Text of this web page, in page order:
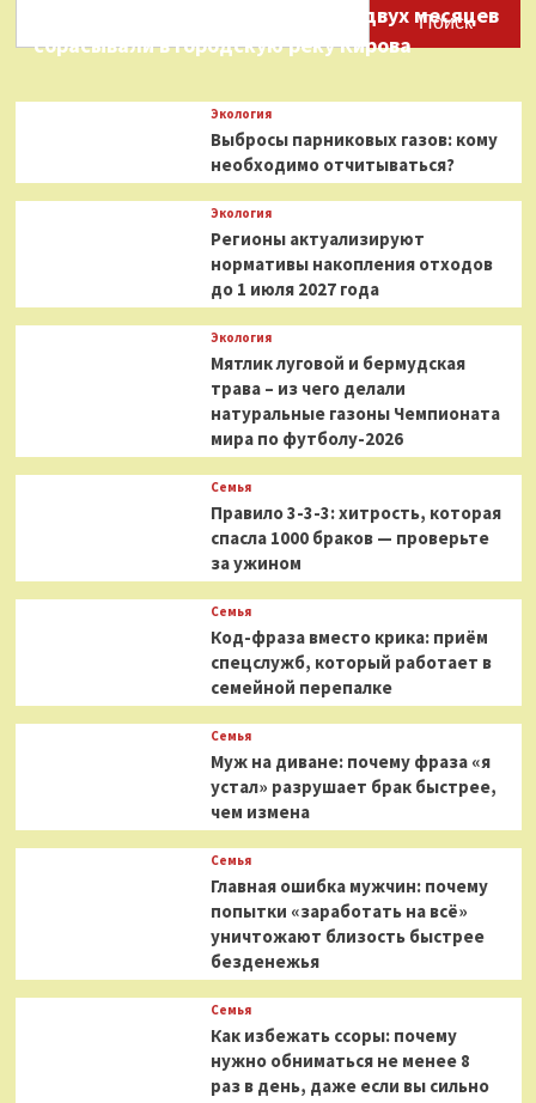
Поиск
Нефтепродукты на протяжении двух месяцев
сбрасывали в городскую реку Кирова
Экология
Выбросы парниковых газов: кому
необходимо отчитываться?
Экология
Регионы актуализируют
нормативы накопления отходов
до 1 июля 2027 года
Экология
Мятлик луговой и бермудская
трава – из чего делали
натуральные газоны Чемпионата
мира по футболу-2026
Семья
Правило 3-3-3: хитрость, которая
спасла 1000 браков — проверьте
за ужином
Семья
Код-фраза вместо крика: приём
спецслужб, который работает в
семейной перепалке
Семья
Муж на диване: почему фраза «я
устал» разрушает брак быстрее,
чем измена
Семья
Главная ошибка мужчин: почему
попытки «заработать на всё»
уничтожают близость быстрее
безденежья
Семья
Как избежать ссоры: почему
нужно обниматься не менее 8
раз в день, даже если вы сильно